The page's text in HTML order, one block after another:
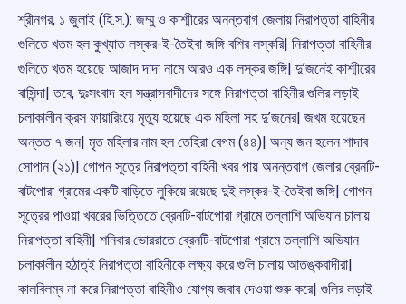
শ্রীনগর, ১ জুলাই (হি.স.): জম্মু ও কাশ্মীরের অনন্তবাগ জেলায় নিরাপত্তা বাহিনীর
গুলিতে খতম হল কুখ্যাত লস্কর-ই-তৈইবা জঙ্গি বশির লস্করি| নিরাপত্তা বাহিনীর
গুলিতে খতম হয়েছে আজাদ দাদা নামে আরও এক লস্কর জঙ্গি| দু’জনেই কাশ্মীরের
বাসিন্দা| তবে, দুঃসংবাদ হল সন্ত্রাসবাদীদের সঙ্গে নিরাপত্তা বাহিনীর গুলির লড়াই
চলাকালীন ক্রস ফায়ারিংয়ে মৃতু্য হয়েছে এক মহিলা সহ দু’জনের| জখম হয়েছেন
অন্তত ৭ জন| মৃত মহিলার নাম হল তেহিরা বেগম (৪৪)| অন্য জন হলেন শাদাব
সোপান (২১)| গোপন সূত্রে নিরাপত্তা বাহিনী খবর পায় অনন্তবাগ জেলার ব্রেনটি-
বাটপোরা গ্রামের একটি বাড়িতে লুকিয়ে রয়েছে দুই লস্কর-ই-তৈইবা জঙ্গি| গোপন
সূত্রের পাওয়া খবরের ভিত্তিতে ব্রেনটি-বাটপোরা গ্রামে তল্লাশি অভিযান চালায়
নিরাপত্তা বাহিনী| শনিবার ভোররাতে ব্রেনটি-বাটপোরা গ্রামে তল্লাশি অভিযান
চলাকালীন হঠাত্ই নিরাপত্তা বাহিনীকে লক্ষ্য করে গুলি চালায় আতঙ্কবাদীরা|
কালবিলম্ব না করে নিরাপত্তা বাহিনীও যোগ্য জবাব দেওয়া শুরু করে| গুলির লড়াই